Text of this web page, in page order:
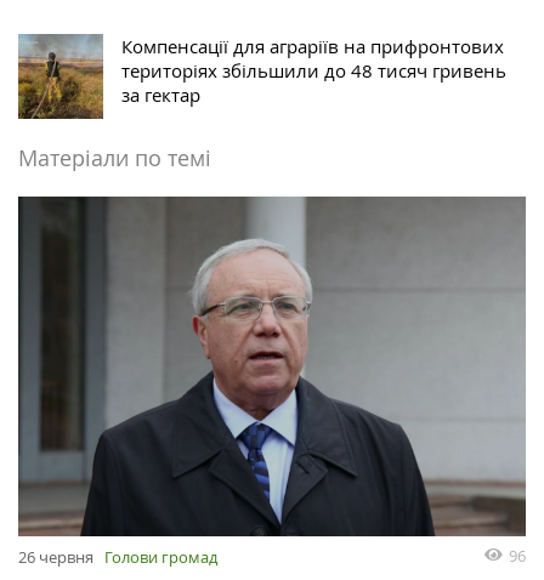
Компенсації для аграріїв на прифронтових
територіях збільшили до 48 тисяч гривень
за гектар
Матеріали по темі
26 червня Голови громад 96